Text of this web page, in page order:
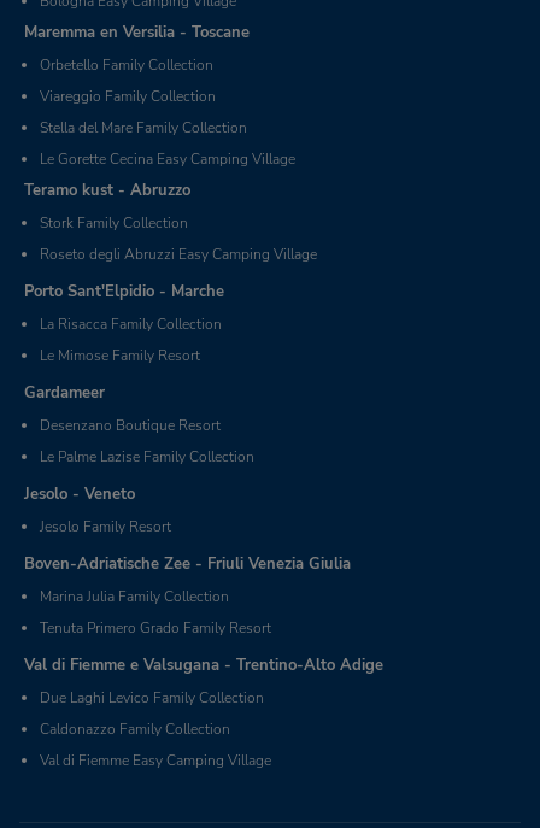
Maremma en Versilia - Toscane
Orbetello Family Collection
Viareggio Family Collection
Stella del Mare Family Collection
Le Gorette Cecina Easy Camping Village
Teramo kust - Abruzzo
Stork Family Collection
Roseto degli Abruzzi Easy Camping Village
Porto Sant'Elpidio - Marche
La Risacca Family Collection
Le Mimose Family Resort
Gardameer
Desenzano Boutique Resort
Le Palme Lazise Family Collection
Jesolo - Veneto
Jesolo Family Resort
Boven-Adriatische Zee - Friuli Venezia Giulia
Marina Julia Family Collection
Tenuta Primero Grado Family Resort
Val di Fiemme e Valsugana - Trentino-Alto Adige
Due Laghi Levico Family Collection
Caldonazzo Family Collection
Val di Fiemme Easy Camping Village